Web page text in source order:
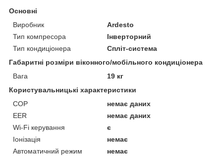
Основні
Виробник
Ardesto
Тип компресора
Інверторний
Тип кондиціонера
Спліт-система
Габаритні розміри віконного/мобільного кондиціонера
Вага
19 кг
Користувальницькі характеристики
COP
немає даних
EER
немає даних
Wi-Fi керування
є
Іонізація
немає
Автоматичний режим
немає